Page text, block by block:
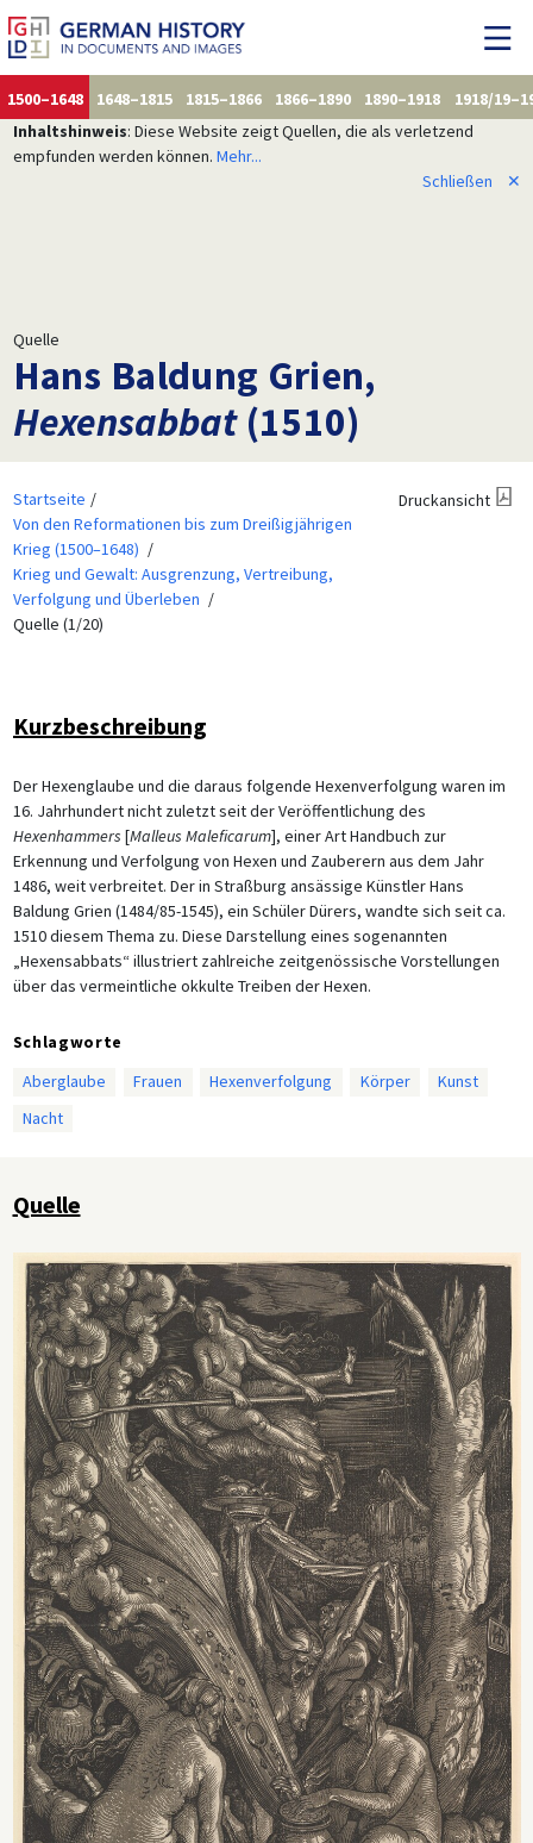
1500–1648 1648–1815 1815–1866 1866–1890 1890–1918
1918/
Inhaltshinweis: Diese Website zeigt Quellen, die als verletzend
empfunden werden können. Mehr...
Schließen
✕
Quelle
Hans Baldung Grien,
Hexensabbat(1510)
Startseite
Von den Reformationen bis zum Dreißigjährigen
Krieg (1500–1648)
Krieg und Gewalt: Ausgrenzung, Vertreibung,
Verfolgung und Überleben
Quelle (1/20)
Druckansicht
Kurzbeschreibung
Der Hexenglaube und die daraus folgende Hexenverfolgung waren im
16. Jahrhundert nicht zuletzt seit der Veröffentlichung des
Hexenhammers [Malleus Maleficarum], einer Art Handbuch zur
Erkennung und Verfolgung von Hexen und Zauberern aus dem Jahr
1486, weit verbreitet. Der in Straßburg ansässige Künstler Hans
Baldung Grien (1484/85-1545), ein Schüler Dürers, wandte sich seit ca.
1510 diesem Thema zu. Diese Darstellung eines sogenannten
„Hexensabbats“ illustriert zahlreiche zeitgenössische Vorstellungen
über das vermeintliche okkulte Treiben der Hexen.
Schlagworte
Aberglaube
Frauen Hexenverfolgung Körper
Kunst
Nacht
Quelle